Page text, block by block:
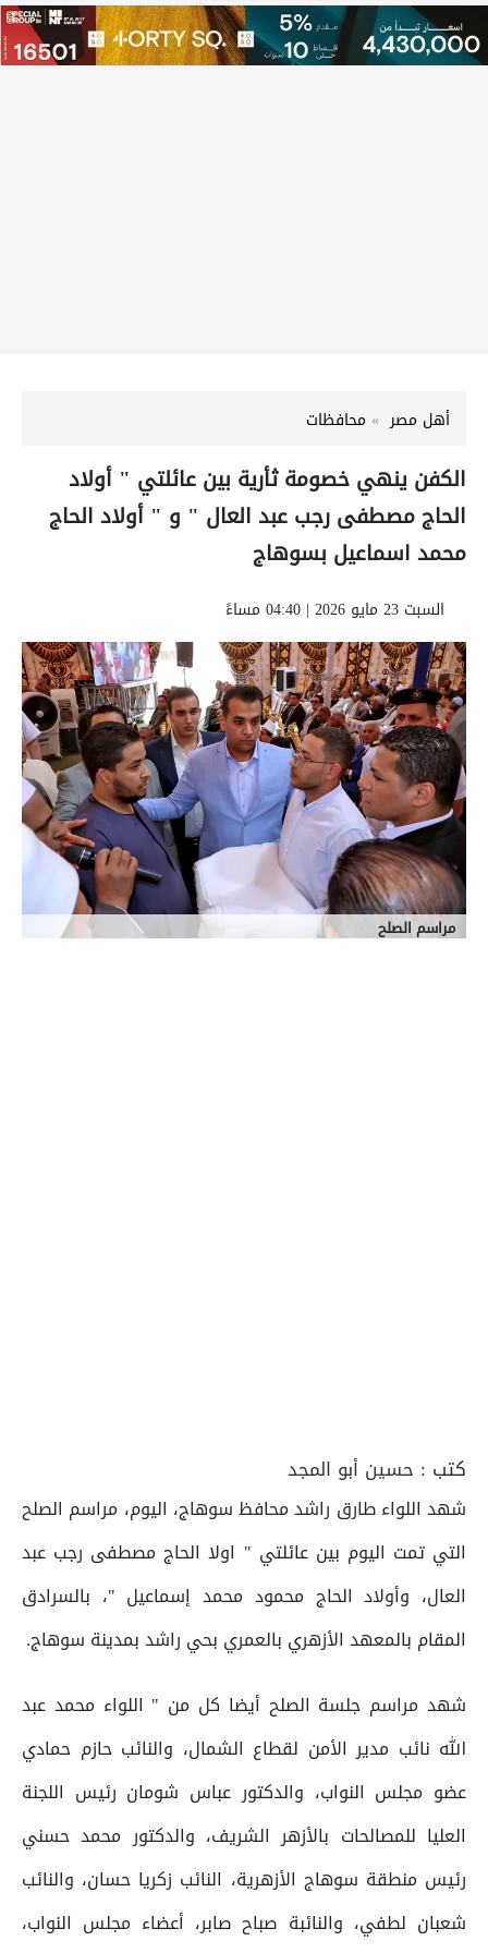
أهل مصر محافظات
الكفن ينهي خصومة ثأرية بين عائلتي " أولاد
الحاج مصطفى رجب عبد العال " و " أولاد الحاج
محمد اسماعيل بسوهاج
السبت 23 مايو 2026 | 04:40 مساءً
مراسم الصلح
كتب : حسين أبو المجد
شهد اللواء طارق راشد محافظ سوهاج، اليوم، مراسم الصلح
التي تمت اليوم بين عائلتي " اولا الحاج مصطفى رجب عبد
العال، وأولاد الحاج محمود محمد إسماعيل "، بالسرادق
المقام بالمعهد الأزهري بالعمري بحي راشد بمدينة سوهاج.
شهد مراسم جلسة الصلح أيضا كل من " اللواء محمد عبد
الله نائب مدير الأمن لقطاع الشمال، والنائب حازم حمادي
عضو مجلس النواب، والدكتور عباس شومان رئيس اللجنة
العليا للمصالحات بالأزهر الشريف، والدكتور محمد حسني
رئيس منطقة سوهاج الأزهرية، النائب زكريا حسان، والنائب
شعبان لطفي، والنائبة صباح صابر، أعضاء مجلس النواب،